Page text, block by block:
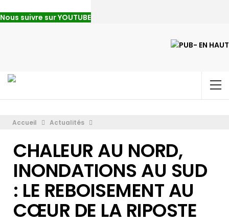
Nous suivre sur YOUTUBE
Accueil Actualités
CHALEUR AU NORD,
INONDATIONS AU SUD
: LE REBOISEMENT AU
CŒUR DE LA RIPOSTE